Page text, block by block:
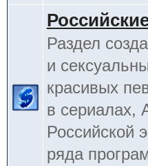
Раздел
и
красивых
в сериалах,
Российской
ряда